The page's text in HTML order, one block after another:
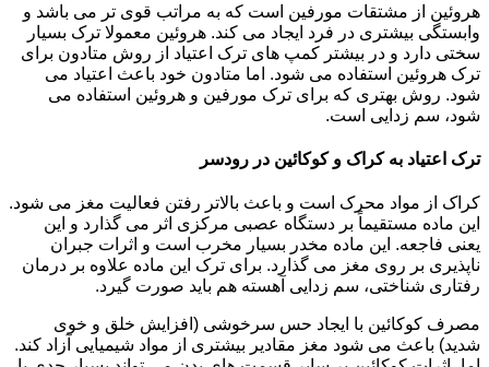
هروئین از مشتقات مورفین است که به مراتب قوی تر می باشد و
وابستگی بیشتری در فرد ایجاد می کند. هروئین معمولا ترک بسیار
سختی دارد و در بیشتر کمپ های ترک اعتیاد از روش متادون برای
ترک هروئین استفاده می شود. اما متادون خود باعث اعتیاد می
شود. روش بهتری که برای ترک مورفین و هروئین استفاده می
شود، سم زدایی است.
ترک اعتیاد به کراک و کوکائین در رودسر
کراک از مواد محرک است و باعث بالاتر رفتن فعالیت مغز می شود.
این ماده مستقیماً بر دستگاه عصبی مرکزی اثر می گذارد و این
یعنی فاجعه. این ماده مخدر بسیار مخرب است و اثرات جبران
ناپذیری بر روی مغز می گذارد. برای ترک این ماده علاوه بر درمان
رفتاری شناختی، سم زدایی آهسته هم باید صورت گیرد.
مصرف کوکائین با ایجاد حس سرخوشی (افزایش خلق و خوی
شدید) باعث می شود مغز مقادیر بیشتری از مواد شیمیایی آزاد کند.